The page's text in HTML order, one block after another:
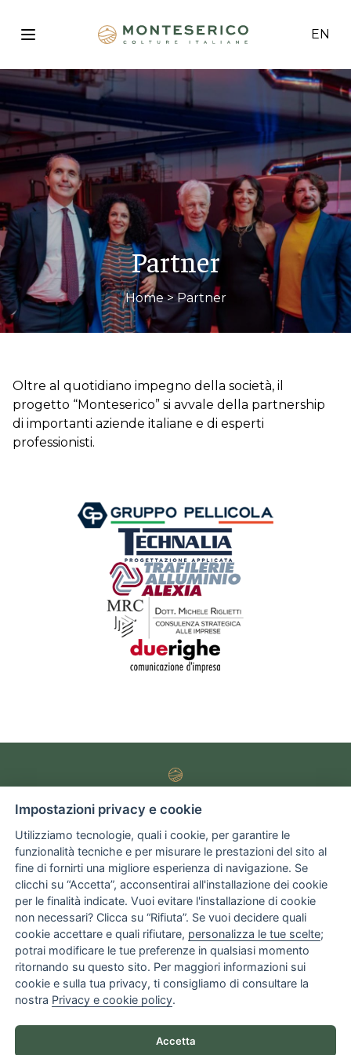
EN
Partner
Home> Partner
Oltre al quotidiano impegno della società, il
progetto “Monteserico” si avvale della partnership
di importanti aziende italiane e di esperti
professionisti.
Corso Italia 13, 70122 Bari - Italia
info@monteserico.it
montesericosrl@pec.it
Tre donne
Il territorio
Colture italiane
Acquista
Partner
Contatti
Impostazioni cookie
Impostazioni privacy e cookie
Utilizziamo tecnologie, quali i cookie, per garantire le
funzionalità tecniche e per misurare le prestazioni del sito al
fine di fornirti una migliore esperienza di navigazione. Se
clicchi su “Accetta”, acconsentirai all'installazione dei cookie
per le finalità indicate. Vuoi evitare l'installazione di cookie
non necessari? Clicca su “Rifiuta”. Se vuoi decidere quali
cookie accettare e quali rifiutare, personalizza le tue scelte;
potrai modificare le tue preferenze in qualsiasi momento
ritornando su questo sito. Per maggiori informazioni sui
cookie e sulla tua privacy, ti consigliamo di consultare la
nostra Privacy e cookie policy.
Accetta